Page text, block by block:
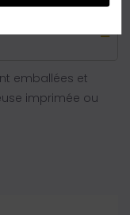
emballées et
imprimée ou